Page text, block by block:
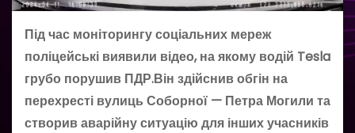
Під час моніторингу соціальних мереж
поліцейські виявили відео, на якому водій Tesla
грубо порушив ПДР.Він здійснив обгін на
перехресті вулиць Соборної — Петра Могили та
створив аварійну ситуацію для інших учасників